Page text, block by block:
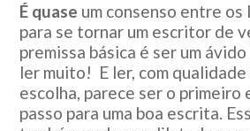
É quase um consenso entre
para se tornar um escritor de
premissa básica é ser um
ler muito! E ler, com
escolha, parece ser o primeiro
passo para uma boa escrita.